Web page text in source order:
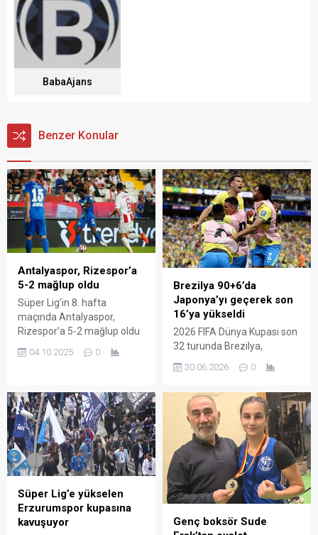
BabaAjans
Benzer Konular
Antalyaspor, Rizespor’a
5-2 mağlup oldu
Süper Lig’in 8. hafta
maçında Antalyaspor,
Rizespor’a 5-2 mağlup oldu
hafta açılış maçında
geldi.Corendaon Airlines
Park Antalya
Stadyumuu’nda saat
20.00’de başlayan
karşılaşmayı hakem Ozan
Ergün yönetti. Konuk takım
Rizespor 4. dakikada
Jesurun Rak Sakyi ve 9.
dakikada Vaclav Jurecka’nın
golüyle...
04.10.2025 0
Brezilya 90+6’da
Japonya’yı geçerek son
16’ya yükseldi
2026 FIFA Dünya Kupası son
32 turunda Brezilya,
Japonya’yı 2-1 mağlup
ederek son 16 turuna
dakikada Sano ile öne
geçtiği maçta Brezilya,
56’ncı dakikada Casemiro ve
90+6’ncı dakikada
Martinelli’nin golleriyle tur
biletini aldı. 2026 FIFA Dünya
Kupası son 32 turunda
Brezilya ile Japonya karşı
karşıya geldi. Japonya’nın...
30.06.2026 0
Süper Lig’e yükselen
Erzurumspor kupasına
kavuşuyor
Genç boksör Sude